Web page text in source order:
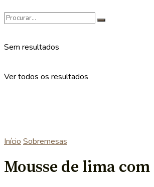
Sem resultados
Ver todos os resultados
Início Sobremesas
Mousse de lima